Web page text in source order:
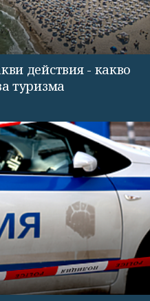
действия - какво
туризма